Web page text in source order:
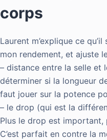
corps
Laurent m’explique ce
mon rendement, et ajuste
– distance entre la selle et
déterminer si la longueur
faut jouer sur la potence
– le drop (qui est la
Plus le drop est important,
C’est parfait en contre la